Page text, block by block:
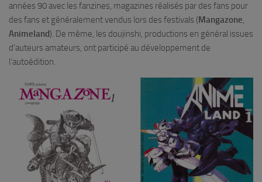
années 90 avec les fanzines, magazines réalisés par des fans pour
des fans et généralement vendus lors des festivals (Mangazone,
Animeland). De même, les doujinshi, productions en général issues
d’auteurs amateurs, ont participé au développement de
l’autoédition.